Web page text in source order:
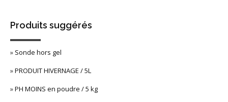
Produits suggérés
» Sonde hors gel
»PRODUIT HIVERNAGE / 5L
»PH MOINS en poudre / 5 kg